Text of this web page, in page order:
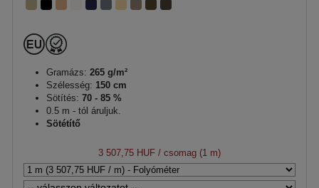
Gramázs: 265 g/m²
Szélesség: 150 cm
Sötítés: 70 - 85 %
0.5 m - tól áruljuk.
Sötétítő
3 507,75 HUF / csomag (1 m)